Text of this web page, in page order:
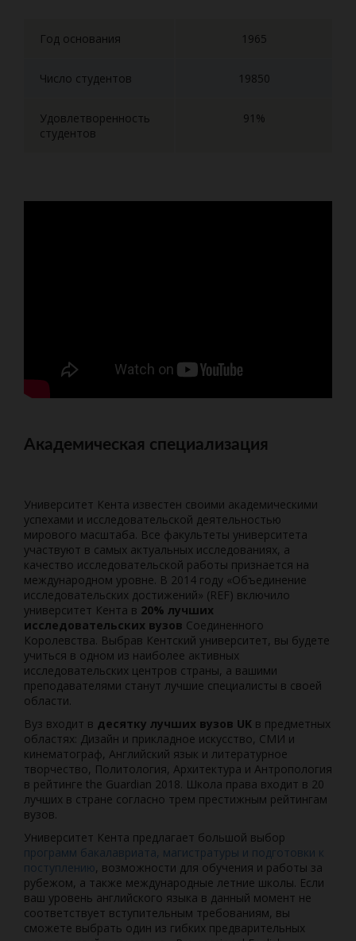
Год основания 1965
Число студентов 19850
Удовлетворенность
студентов
91%
Академическая специализация
Университет Кента известен своими академическими
успехами и исследовательской деятельностью
мирового масштаба. Все факультеты университета
участвуют в самых актуальных исследованиях, а
качество исследовательской работы признается на
международном уровне. В 2014 году «Объединение
исследовательских достижений» (REF) включило
университет Кента в 20% лучших
исследовательских вузов Соединенного
Королевства. Выбрав Кентский университет, вы будете
учиться в одном из наиболее активных
исследовательских центров страны, а вашими
преподавателями станут лучшие специалисты в своей
области.
Вуз входит в десятку лучших вузов UK в предметных
областях: Дизайн и прикладное искусство, СМИ и
кинематограф, Английский язык и литературное
творчество, Политология, Архитектура и Антропология
в рейтинге the Guardian 2018. Школа права входит в 20
лучших в стране согласно трем престижным рейтингам
вузов.
Университет Кента предлагает большой выбор
программ бакалавриата, магистратуры и подготовки к
поступлению, возможности для обучения и работы за
рубежом, а также международные летние школы. Если
ваш уровень английского языка в данный момент не
соответствует вступительным требованиям, вы
сможете выбрать один из гибких предварительных